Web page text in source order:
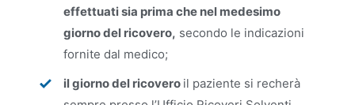
effettuati sia prima che nel medesimo
giorno del ricovero, secondo le indicazioni
fornite dal medico;
il giorno del ricovero il paziente si recherà